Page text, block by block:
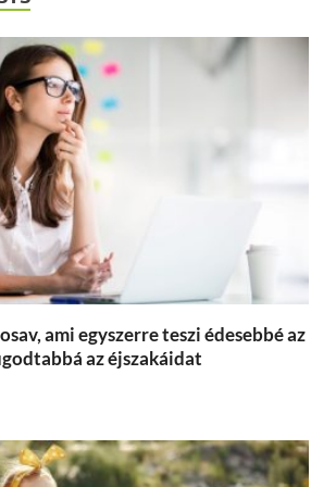
ami egyszerre teszi édesebbé az
az éjszakáidat